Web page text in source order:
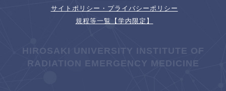
サイトポリシー・プライバシーポリシー
規程等一覧【学内限定】
HIROSAKI UNIVERSITY INSTITUTE OF
RADIATION EMERGENCY MEDICINE